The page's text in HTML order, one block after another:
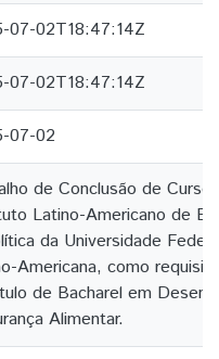
07-02T18:47:14Z
07-02T18:47:14Z
07-02
de Conclusão de
Latino-Americano de
da Universidade
Americana, como
de Bacharel em
Alimentar.